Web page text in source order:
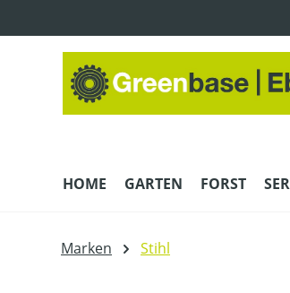
HOME GARTEN FORST
Marken Stihl